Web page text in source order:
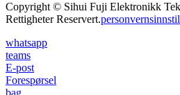
Copyright © Sihui Fuji Elektronikk
Rettigheter Reservert.
whatsapp
teams
E-post
Forespørsel